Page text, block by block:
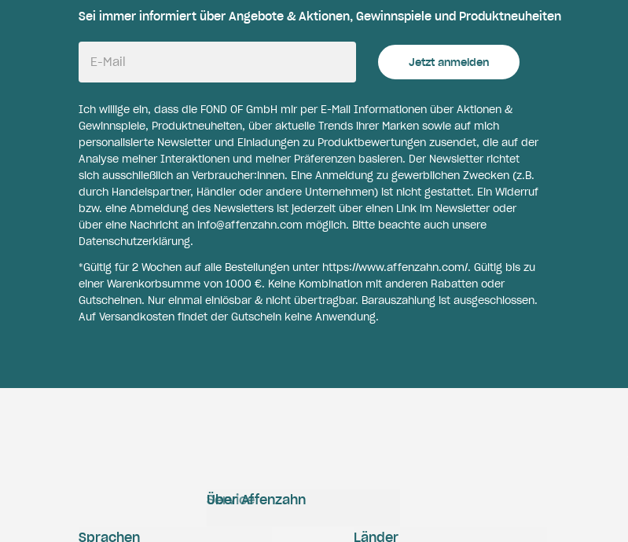
Sei immer informiert über Angebote & Aktionen, Gewinnspiele und Produktneuheiten
E-Mail Jetzt anmelden
Ich willige ein, dass die FOND OF GmbH mir per E-Mail Informationen über Aktionen &
Gewinnspiele, Produktneuheiten, über aktuelle Trends ihrer Marken sowie auf mich
personalisierte Newsletter und Einladungen zu Produktbewertungen zusendet, die auf der
Analyse meiner Interaktionen und meiner Präferenzen basieren. Der Newsletter richtet
sich ausschließlich an Verbraucher:innen. Eine Anmeldung zu gewerblichen Zwecken (z.B.
durch Handelspartner, Händler oder andere Unternehmen) ist nicht gestattet. Ein Widerruf
bzw. eine Abmeldung des Newsletters ist jederzeit über einen Link im Newsletter oder
über eine Nachricht an info@affenzahn.com möglich. Bitte beachte auch unsere
Datenschutzerklärung.
*Gültig für 2 Wochen auf alle Bestellungen unter https://www.affenzahn.com/. Gültig bis zu
einer Warenkorbsumme von 1000 €. Keine Kombination mit anderen Rabatten oder
Gutscheinen. Nur einmal einlösbar & nicht übertragbar. Barauszahlung ist ausgeschlossen.
Auf Versandkosten findet der Gutschein keine Anwendung.
Service
Über Affenzahn
Sprachen Länder